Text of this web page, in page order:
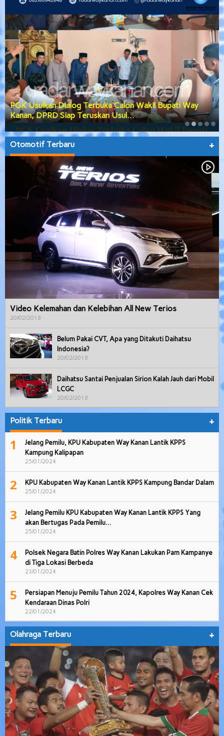
PGK Usulkan Dialog Terbuka Calon Wakil Bupati Way
Kanan, DPRD Siap Teruskan Usul…
Otomotif Terbaru +
Video Kelemahan dan Kelebihan All New Terios
20/02/2018
Belum Pakai CVT, Apa yang Ditakuti Daihatsu
Indonesia?
20/02/2018
Daihatsu Santai Penjualan Sirion Kalah Jauh dari Mobil
LCGC
20/02/2018
Politik Terbaru +
1
Jelang Pemilu, KPU Kabupaten Way Kanan Lantik KPPS
Kampung Kalipapan
25/01/2024
2 KPU Kabupaten Way Kanan Lantik KPPS Kampung Bandar Dalam
25/01/2024
3
Jelang Pemilu KPU Kabupaten Way Kanan Lantik KPPS Yang
akan Bertugas Pada Pemilu…
25/01/2024
4
Polsek Negara Batin Polres Way Kanan Lakukan Pam Kampanye
di Tiga Lokasi Berbeda
23/01/2024
5
Persiapan Menuju Pemilu Tahun 2024, Kapolres Way Kanan Cek
Kendaraan Dinas Polri
22/01/2024
Olahraga Terbaru +